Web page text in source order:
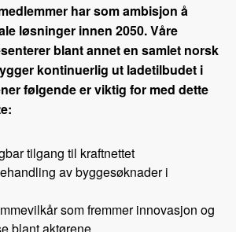
har som ambisjon å
løsninger innen 2050. Våre
blant annet en samlet norsk
kontinuerlig ut ladetilbudet i
følgende er viktig for med dette
tilgang til kraftnettet
av byggesøknader i
som fremmer innovasjon og
blant aktørene